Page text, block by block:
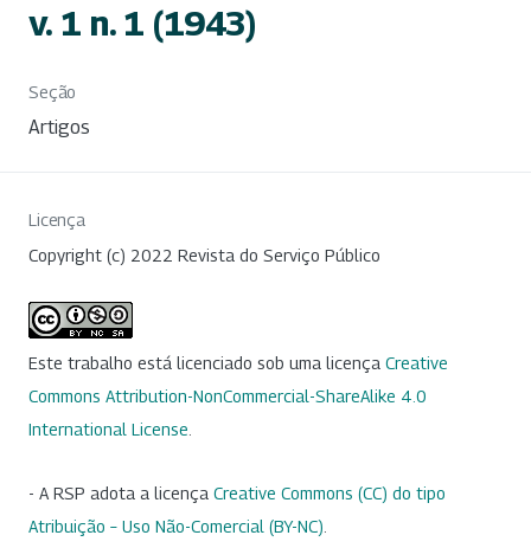
v. 1 n. 1 (1943)
Seção
Artigos
Licença
Copyright (c) 2022 Revista do Serviço Público
Este trabalho está licenciado sob uma licença Creative
Commons Attribution-NonCommercial-ShareAlike 4.0
International License
- A RSP adota a licença Creative Commons (CC) do tipo
Atribuição – Uso Não-Comercial (BY-NC)